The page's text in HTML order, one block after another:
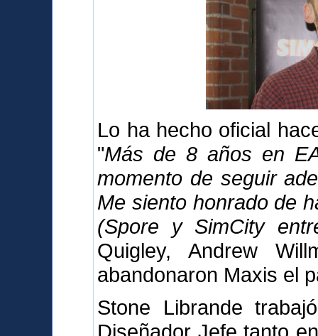
Lo ha hecho oficial
"Más de 8 años en
momento de seguir
Me siento honrado de
(Spore y SimCity
Quigley, Andrew
abandonaron Maxis el
Stone Librande